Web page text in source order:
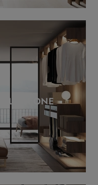
IN ONE